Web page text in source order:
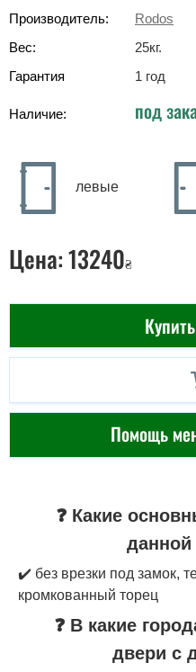
Производитель:
Rodos
Вес:
25кг.
Гарантия
1 год
Наличие: под
левые
Цена:13240₴
Помощь
❓ Какие
✔️ без врезки под замок,
кромкованный торец
❓ В какие
двери с